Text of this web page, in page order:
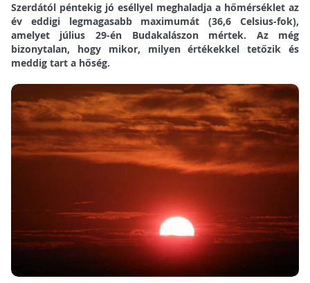
Szerdától péntekig jó eséllyel meghaladja a hőmérséklet az
év eddigi legmagasabb maximumát (36,6 Celsius-fok),
amelyet július 29-én Budakalászon mértek. Az még
bizonytalan, hogy mikor, milyen értékekkel tetőzik és
meddig tart a hőség.